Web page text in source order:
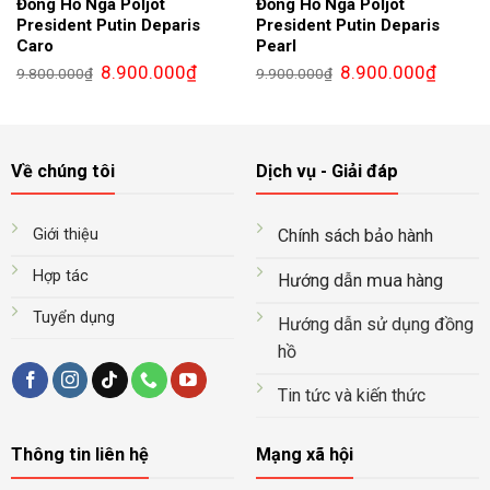
Đồng Hồ Nga Poljot
President Putin Deparis
Caro
9.800.000₫ Giá
gốc
8.900.000₫Giá
hiện
Đồng Hồ Nga Poljot
President Putin Deparis
Pearl
9.900.000₫ Giá
gốc
8.900.000₫Giá
hiện
Về chúng tôi
Giới thiệu
Hợp tác
Tuyển dụng
Dịch vụ - Giải đáp
Chính sách bảo hành
Hướng dẫn muahàng
Hướng dẫn sử dụng đồng
hồ
Tin tức và kiến thức
Thông tin liên hệ Mạng xã hội